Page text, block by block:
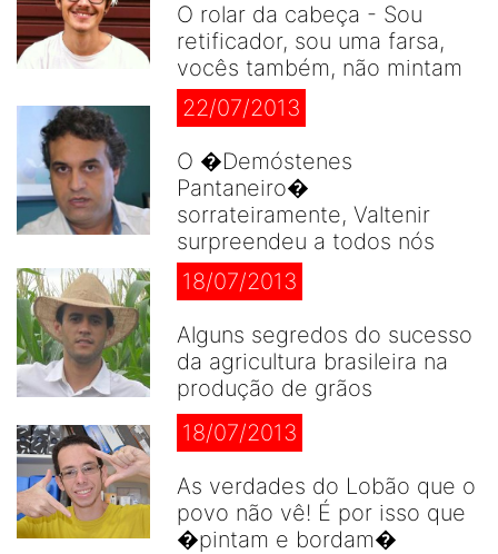
O rolar da cabeça - Sou
retificador, sou uma farsa,
vocês também, não mintam
22/07/2013
O �Demóstenes
Pantaneiro�
sorrateiramente, Valtenir
surpreendeu a todos nós
18/07/2013
Alguns segredos do sucesso
da agricultura brasileira na
produção de grãos
18/07/2013
As verdades do Lobão que o
povo não vê! É por isso que
�pintam e bordam�